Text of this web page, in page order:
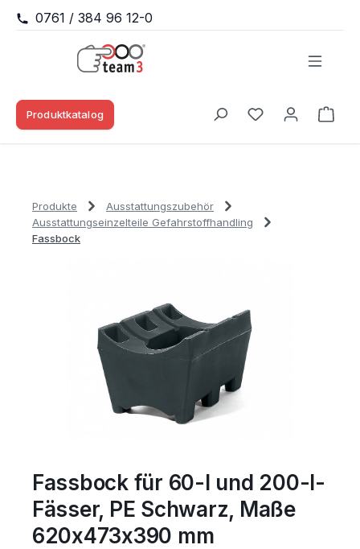
Zum Hauptinhalt springen
0761 / 384 96 12-0
Produktkatalog
Du hast 0
Produkte
Ausstattungszubehör
Ausstattungseinzelteile Gefahrstoffhandling
Fassbock
Fassbock für 60-l und 200-l-
Fässer, PE Schwarz, Maße
620x473x390 mm